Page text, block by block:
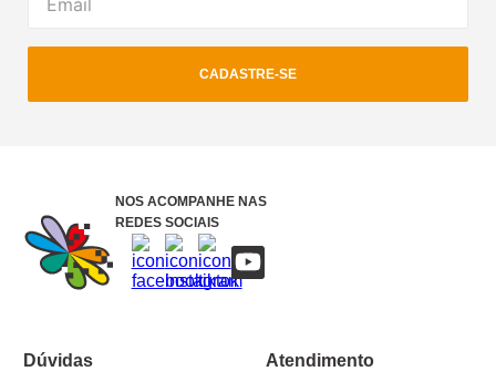
CADASTRE-SE
NOS ACOMPANHE NAS
REDES SOCIAIS
Dúvidas Atendimento